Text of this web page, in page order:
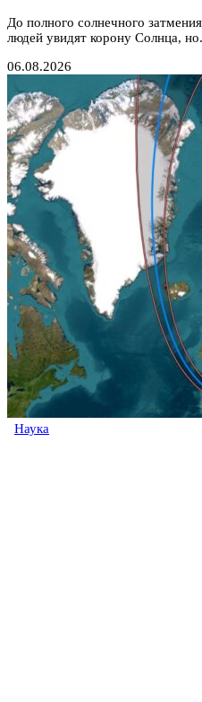
До полного солнечного
людей увидят корону Солнца,
06.08.2026
Наука